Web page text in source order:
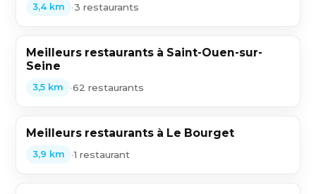
3,4 km •3 restaurants
Meilleurs restaurants à Saint-Ouen-sur-
Seine
3,5 km •62 restaurants
Meilleurs restaurants à Le Bourget
3,9 km •1 restaurant